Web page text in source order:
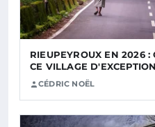
RIEUPEYROUX EN 2026
CE VILLAGE
CÉDRIC NOËL